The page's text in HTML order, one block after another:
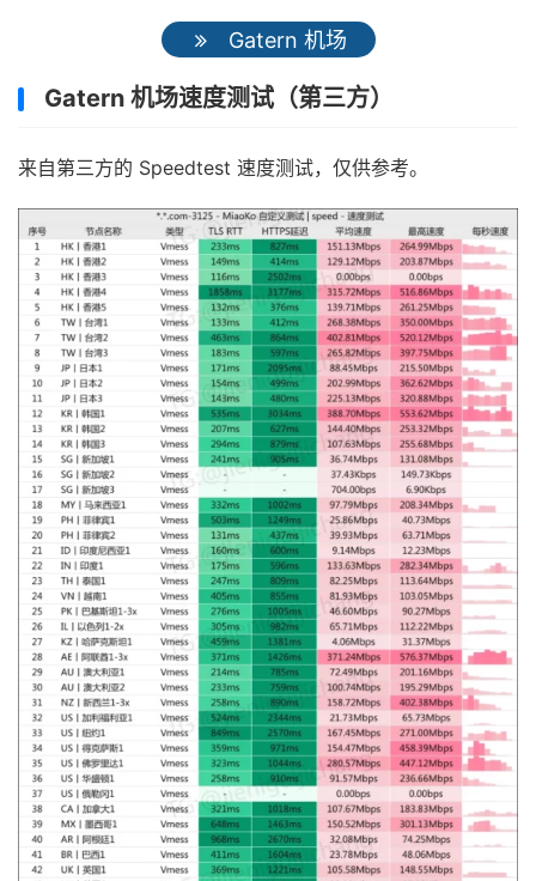
Gatern 机场
Gatern 机场速度测试（第三方）
来自第三方的 Speedtest 速度测试，仅供参考。